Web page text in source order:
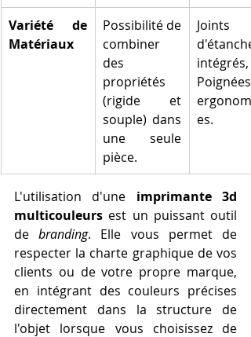
Variété de
Matériaux
Possibilité de
combiner
des
propriétés
(rigide et
souple) dans
une seule
pièce.
Joints
intégrés,
Poignées
es.
L'utilisation d'une imprimante 3d
multicouleurs est un puissant outil
de branding. Elle vous permet de
respecter la charte graphique de vos
clients ou de votre propre marque,
en intégrant des couleurs précises
directement dans la structure de